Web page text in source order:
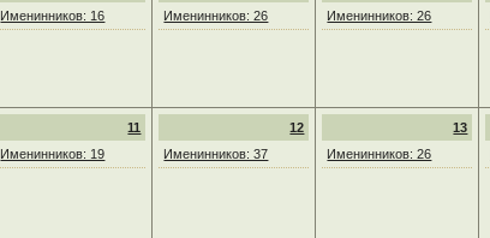
Именинников: 16
Именинников: 26
Именинников: 26
11
Именинников: 19
12
Именинников: 37
13
Именинников: 26